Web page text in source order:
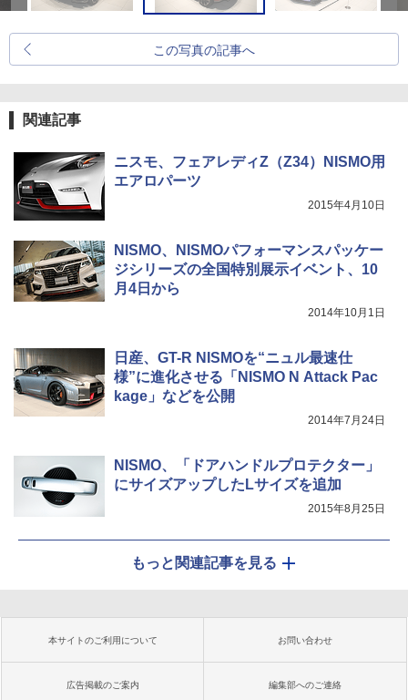
この写真の記事へ
関連記事
ニスモ、フェアレディZ（Z34）NISMO用
エアロパーツ
2015年4月10日
NISMO、NISMOパフォーマンスパッケー
ジシリーズの全国特別展示イベント、10
月4日から
2014年10月1日
日産、GT-R NISMOを“ニュル最速仕
様”に進化させる「NISMO N Attack Pac
kage」などを公開
2014年7月24日
NISMO、「ドアハンドルプロテクター」
にサイズアップしたLサイズを追加
2015年8月25日
もっと関連記事を見る
本サイトのご利用について お問い合わせ
広告掲載のご案内 編集部へのご連絡